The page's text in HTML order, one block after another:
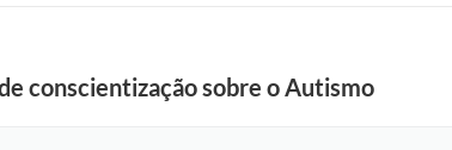
conscientização sobre o Autismo